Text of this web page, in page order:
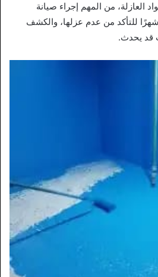
العازلة، من المهم إجراء صيانة
وفحص دوري كل 6 إلى 12 شهرًا للتأكد من عدم عزلها، والكشف
قد يحدث.